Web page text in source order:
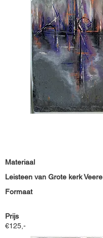
Materiaal
Leisteen van Grote kerk Veere
Formaat
Prijs
€125,-